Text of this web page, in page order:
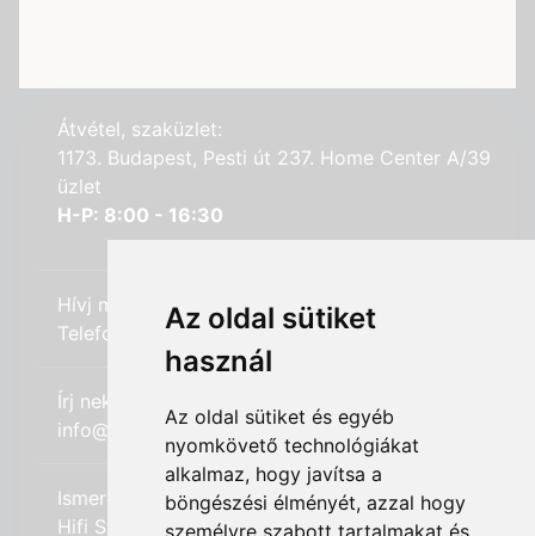
Az oldal sütiket
használ
Az oldal sütiket és egyéb
nyomkövető technológiákat
alkalmaz, hogy javítsa a
böngészési élményét, azzal hogy
személyre szabott tartalmakat és
Átvétel, szaküzlet:
1173. Budapest, Pesti út 237. Home Center A/39
üzlet
H-P: 8:00 - 16:30
Hívj minket:
Telefon: +36 (20) 989-7969
Írj nekünk:
info@hifi-station.hu
Ismerd meg cégünket:
Hifi Station Kft.